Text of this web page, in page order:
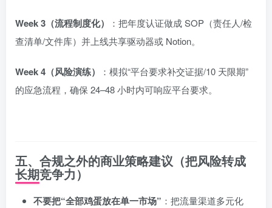
Week 3（流程制度化）
：把年度认证做成 SOP（责任人/检
查清单/文件库）并上线共享驱动器或 Notion。
Week 4（风险演练）
：模拟“平台要求补交证据/10 天限期”
的应急流程，确保 24–48 小时内可响应平台要求。
五、合规之外的商业策略建议（把风险转成
长期竞争力）
不要把“全部鸡蛋放在单一市场” ：把流量渠道多元化